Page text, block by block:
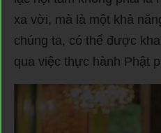
xa vời, mà là một khả
chúng ta, có thể được
qua việc thực hành Phật